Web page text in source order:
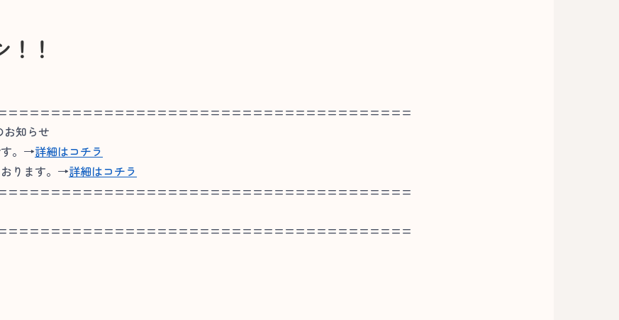
！
お知らせ
す。→詳細はコチラ
ります。→詳細はコチラ